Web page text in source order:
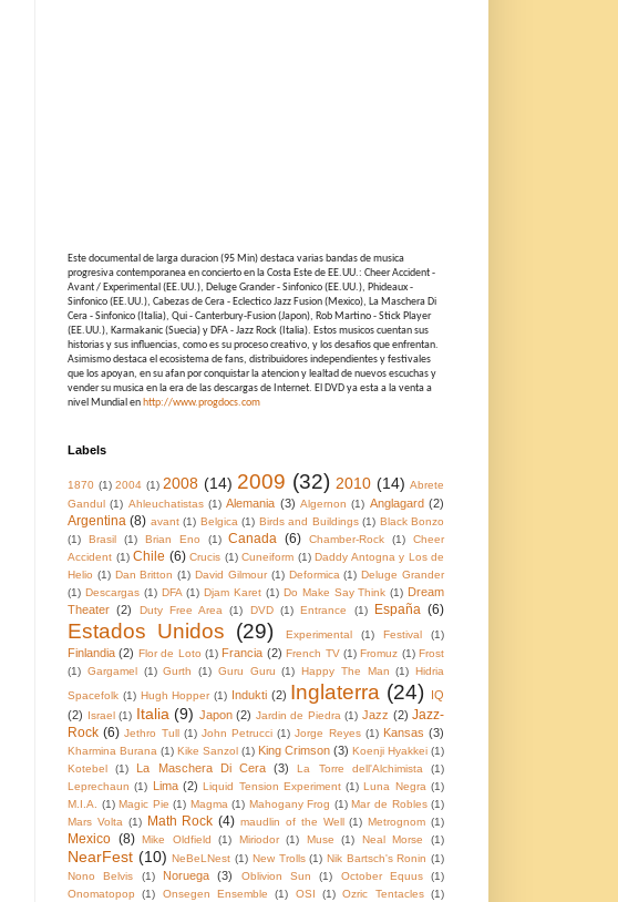
Este documental de larga duracion (95 Min) destaca varias bandas de musica
progresiva contemporanea en concierto en la Costa Este de EE.UU.: Cheer Accident -
Avant / Experimental (EE.UU.), Deluge Grander - Sinfonico (EE.UU.), Phideaux -
Sinfonico (EE.UU.), Cabezas de Cera - Eclectico Jazz Fusion (Mexico), La Maschera Di
Cera - Sinfonico (Italia), Qui - Canterbury-Fusion (Japon), Rob Martino - Stick Player
(EE.UU.), Karmakanic (Suecia) y DFA - Jazz Rock (Italia). Estos musicos cuentan sus
historias y sus influencias, como es su proceso creativo, y los desafios que enfrentan.
Asimismo destaca el ecosistema de fans, distribuidores independientes y festivales
que los apoyan, en su afan por conquistar la atencion y lealtad de nuevos escuchas y
vender su musica en la era de las descargas de Internet. El DVD ya esta a la venta a
nivel Mundial enhttp://www.progdocs.com
Labels
1870 (1) 2004 (1) 2008 (14) 2009 (32) 2010 (14) Abrete
Gandul
(1) Ahleuchatistas (1) Alemania (3) Algernon (1) Anglagard (2)
Argentina (8) avant (1) Belgica (1) Birds and Buildings (1) Black Bonzo
(1)
Brasil (1) Brian Eno (1) Canada (6) Chamber-Rock (1)
Cheer
Accident (1) Chile (6) Crucis (1) Cuneiform (1) Daddy Antogna y Los de
Helio (1) Dan Britton (1) David Gilmour (1) Deformica (1) Deluge Grander
(1) Descargas (1) DFA (1) Djam Karet (1) Do Make Say Think (1) Dream
Theater (2) Duty Free Area (1) DVD (1) Entrance (1) España (6)
Estados Unidos (29) Experimental (1) Festival (1)
Finlandia (2) Flor de Loto (1) Francia (2) French TV (1) Fromuz (1) Frost
(1) Gargamel (1) Gurth (1) Guru Guru (1) Happy The Man (1)
Hidria
Spacefolk (1) Hugh Hopper (1) Indukti (2) Inglaterra (24)
IQ
(2)
Israel (1) Italia (9) Japon (2) Jardin de Piedra (1) Jazz (2) Jazz-
Rock (6) Jethro Tull (1) John Petrucci (1) Jorge Reyes (1) Kansas (3)
Kharmina Burana (1) Kike Sanzol (1) King Crimson (3) Koenji Hyakkei (1)
Kotebel
(1) La Maschera Di Cera (3) La Torre dell'Alchimista
(1)
Leprechaun (1) Lima (2) Liquid Tension Experiment (1) Luna Negra (1)
M.I.A. (1) Magic Pie (1) Magma (1) Mahogany Frog (1) Mar de Robles (1)
Mars Volta (1) Math Rock (4) maudlin of the Well (1) Metrognom (1)
Mexico (8) Mike Oldfield (1) Miriodor (1) Muse (1) Neal Morse (1)
NearFest (10) NeBeLNest (1) New Trolls (1) Nik Bartsch's Ronin (1)
Nono Belvis
(1) Noruega (3) Oblivion Sun (1) October Equus
(1)
Onomatopop
(1) Onsegen Ensemble (1) OSI (1) Ozric Tentacles (1)